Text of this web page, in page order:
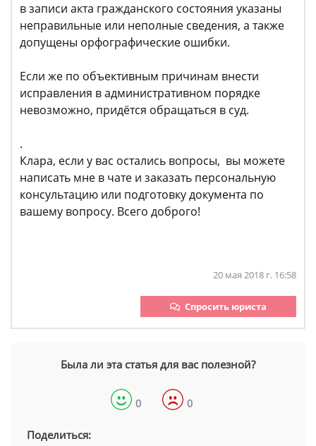
в записи акта гражданского состояния указаны
неправильные или неполные сведения, а также
допущены орфографические ошибки.
Если же по объективным причинам внести
исправления в административном порядке
невозможно, придётся обращаться в суд.
.
Клара, если у вас остались вопросы, вы можете
написать мне в чате и заказать персональную
консультацию или подготовку документа по
вашему вопросу. Всего доброго!
20 мая 2018 г. 16:58
Спросить юриста
Была ли эта статья для вас полезной?
0 0
Поделиться: